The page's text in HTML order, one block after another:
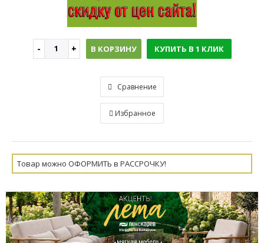
В КОРЗИНУ КУПИТЬ В 1 КЛИК
Сравнение
Избранное
Товар можно ОФОРМИТЬ в РАССРОЧКУ!